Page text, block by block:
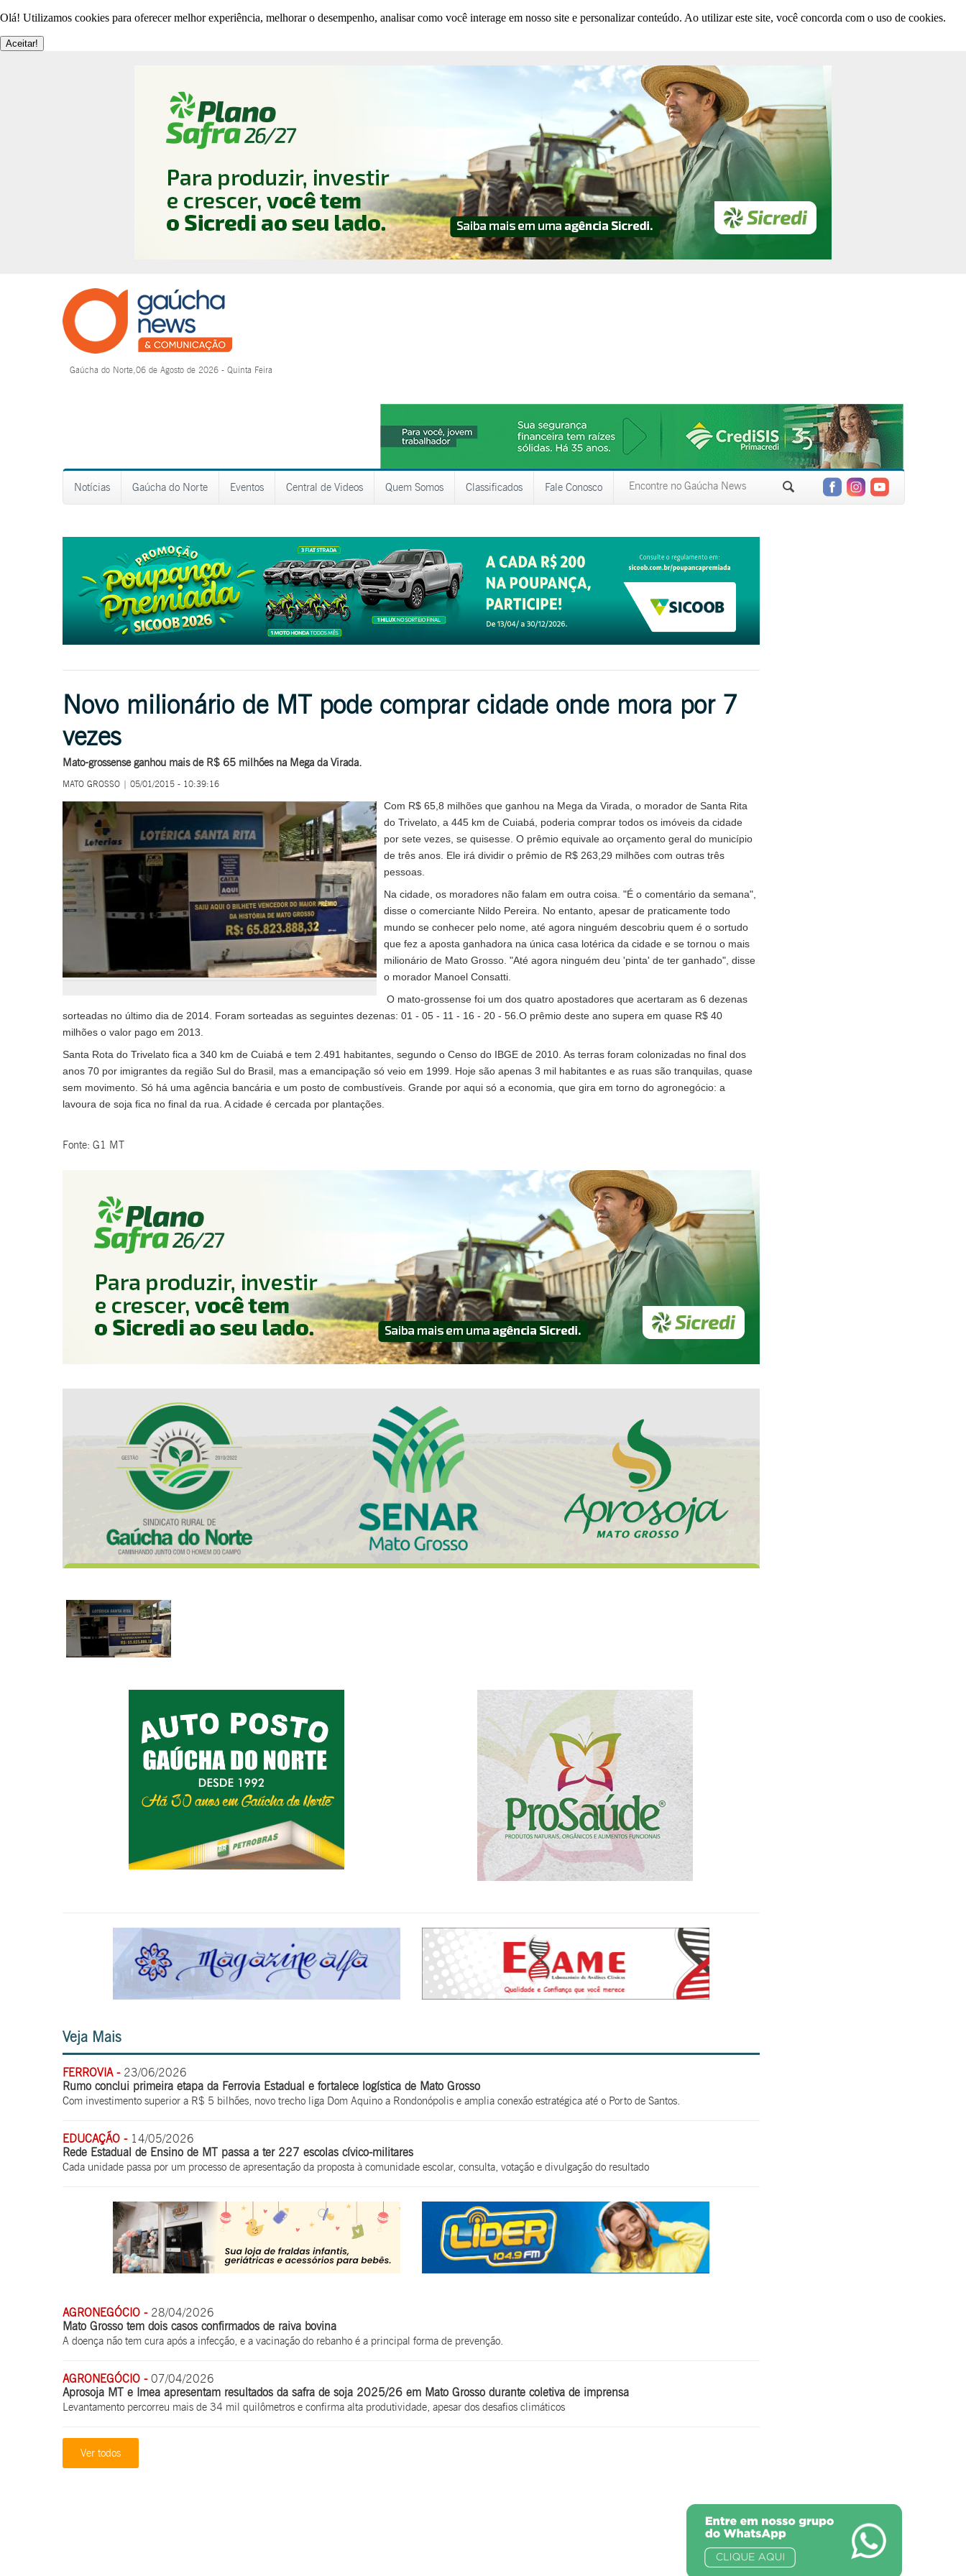
Olá! Utilizamos cookies para oferecer melhor experiência, melhorar o desempenho, analisar como você interage em nosso site e personalizar conteúdo. Ao utilizar este site, você concorda com o uso de cookies.
Aceitar!
Gaúcha do Norte,06 de Agosto de 2026 - Quinta Feira
Notícias Gaúcha do Norte Eventos Central de Videos Quem Somos Classificados Fale Conosco
Novo milionário de MT pode comprar cidade onde mora por 7
vezes
Mato-grossense ganhou mais de R$ 65 milhões na Mega da Virada.
MATO GROSSO | 05/01/2015 - 10:39:16
Com R$ 65,8 milhões que ganhou na Mega da Virada, o morador de Santa Rita
do Trivelato, a 445 km de Cuiabá, poderia comprar todos os imóveis da cidade
por sete vezes, se quisesse. O prêmio equivale ao orçamento geral do município
de três anos. Ele irá dividir o prêmio de R$ 263,29 milhões com outras três
pessoas.
Na cidade, os moradores não falam em outra coisa. "É o comentário da semana",
disse o comerciante Nildo Pereira. No entanto, apesar de praticamente todo
mundo se conhecer pelo nome, até agora ninguém descobriu quem é o sortudo
que fez a aposta ganhadora na única casa lotérica da cidade e se tornou o mais
milionário de Mato Grosso. "Até agora ninguém deu 'pinta' de ter ganhado", disse
o morador Manoel Consatti.
O mato-grossense foi um dos quatro apostadores que acertaram as 6 dezenas
sorteadas no último dia de 2014. Foram sorteadas as seguintes dezenas: 01 - 05 - 11 - 16 - 20 - 56.O prêmio deste ano supera em quase R$ 40
milhões o valor pago em 2013.
Santa Rota do Trivelato fica a 340 km de Cuiabá e tem 2.491 habitantes, segundo o Censo do IBGE de 2010. As terras foram colonizadas no final dos
anos 70 por imigrantes da região Sul do Brasil, mas a emancipação só veio em 1999. Hoje são apenas 3 mil habitantes e as ruas são tranquilas, quase
sem movimento. Só há uma agência bancária e um posto de combustíveis. Grande por aqui só a economia, que gira em torno do agronegócio: a
lavoura de soja fica no final da rua. A cidade é cercada por plantações.
Fonte: G1 MT
Veja Mais
FERROVIA -23/06/2026
Rumo conclui primeira etapa da Ferrovia Estadual e fortalece logística de Mato Grosso
Com investimento superior a R$ 5 bilhões, novo trecho liga Dom Aquino a Rondonópolis e amplia conexão estratégica até o Porto de Santos.
EDUCAÇÃO -14/05/2026
Rede Estadual de Ensino de MT passa a ter 227 escolas cívico-militares
Cada unidade passa por um processo de apresentação da proposta à comunidade escolar, consulta, votação e divulgação do resultado
AGRONEGÓCIO -28/04/2026
Mato Grosso tem dois casos confirmados de raiva bovina
A doença não tem cura após a infecção, e a vacinação do rebanho é a principal forma de prevenção.
AGRONEGÓCIO -07/04/2026
Aprosoja MT e Imea apresentam resultados da safra de soja 2025/26 em Mato Grosso durante coletiva de imprensa
Levantamento percorreu mais de 34 mil quilômetros e confirma alta produtividade, apesar dos desafios climáticos
Ver todos